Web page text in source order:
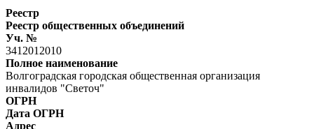
Реестр
Реестр общественных объединений
Уч. №
3412012010
Полное наименование
Волгоградская городская общественная организация
инвалидов "Светоч"
ОГРН
Дата ОГРН
Адрес